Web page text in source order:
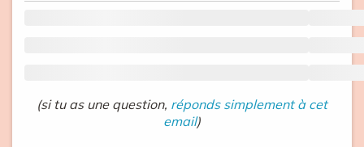
(si tu as une question, réponds simplement à cet
email)